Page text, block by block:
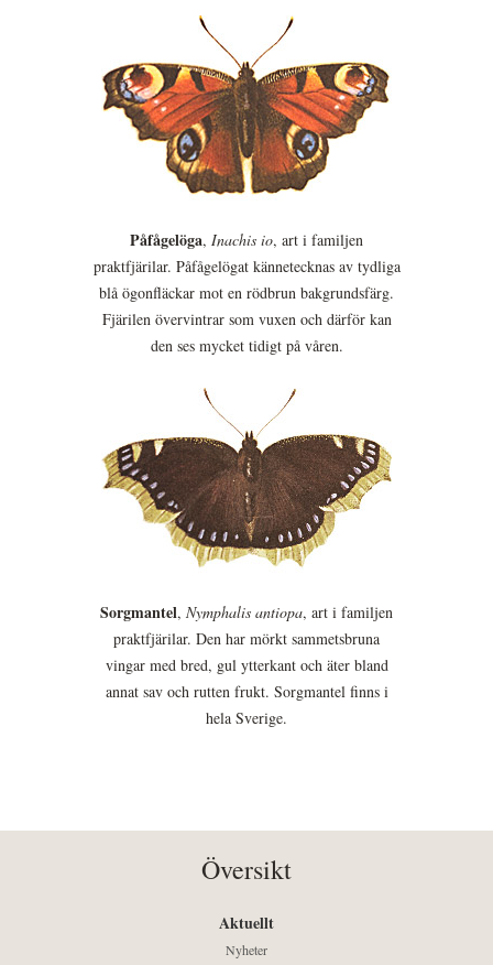
Påfågelöga, Inachis io, art i familjen
praktfjärilar. Påfågelögat kännetecknas av tydliga
blå ögonfläckar mot en rödbrun bakgrundsfärg.
Fjärilen övervintrar som vuxen och därför kan
den ses mycket tidigt på våren.
Sorgmantel, Nymphalis antiopa, art i familjen
praktfjärilar. Den har mörkt sammetsbruna
vingar med bred, gul ytterkant och äter bland
annat sav och rutten frukt. Sorgmantel finns i
hela Sverige.
Översikt
Aktuellt
Nyheter